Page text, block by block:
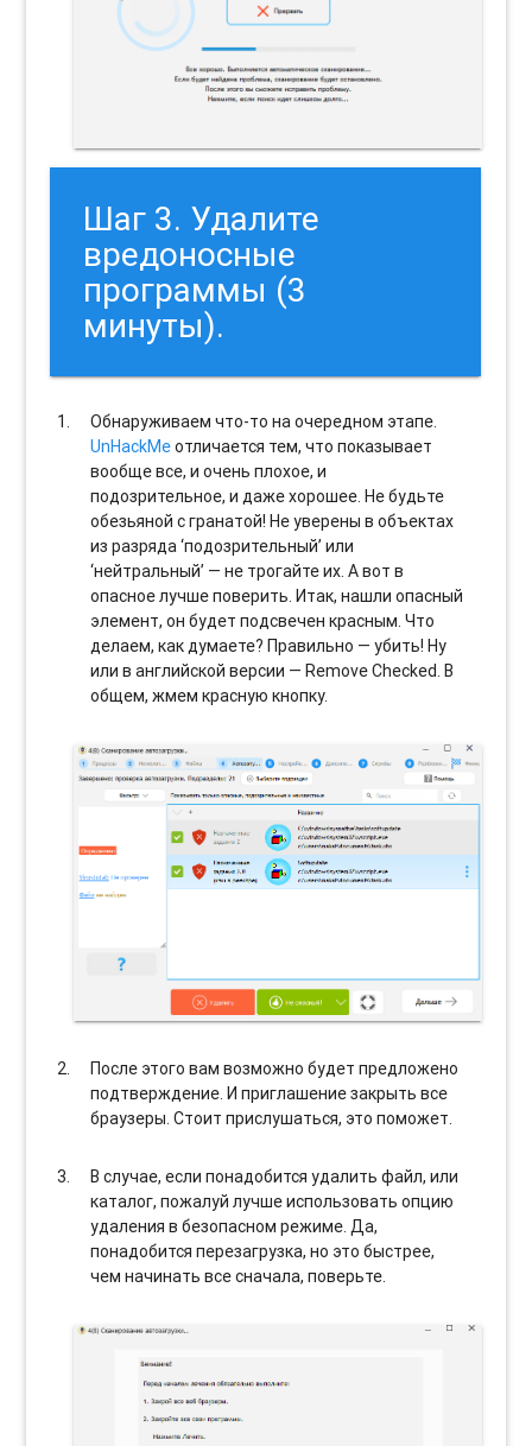
Шаг 3. Удалите
вредоносные
программы (3
минуты).
Обнаруживаем что-то на очередном этапе.
UnHackMeотличается тем, что показывает
вообще все, и очень плохое, и
подозрительное, и даже хорошее. Не будьте
обезьяной с гранатой! Не уверены в объектах
из разряда ‘подозрительный’ или
‘нейтральный’ — не трогайте их. А вот в
опасное лучше поверить. Итак, нашли опасный
элемент, он будет подсвечен красным. Что
делаем, как думаете? Правильно — убить! Ну
или в английской версии — Remove Checked. В
общем, жмем красную кнопку.
После этого вам возможно будет предложено
подтверждение. И приглашение закрыть все
браузеры. Стоит прислушаться, это поможет.
В случае, если понадобится удалить файл, или
каталог, пожалуй лучше использовать опцию
удаления в безопасном режиме. Да,
понадобится перезагрузка, но это быстрее,
чем начинать все сначала, поверьте.